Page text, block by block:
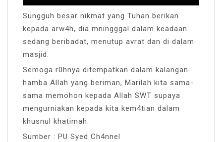
Sungguh besar nikmat yang Tuhan berikan
kepada arw4h, dia mningggal dalam keadaan
sedang beribadat, menutup avrat dan di dalam
masjid.
Semoga r0hnya ditempatkan dalam kalangan
hamba Allah yang beriman, Marilah kita sama-
sama memohon kepada Allah SWT supaya
mengurniakan kepada kita kem4tian dalam
khusnul khatimah.
Sumber : PU Syed Ch4nnel